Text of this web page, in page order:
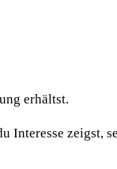
erhältst.
Interesse zeigst,